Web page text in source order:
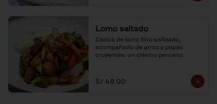
Lomo saltado
Dados de lomo fino salteado,
acompañado de arroz y papas
crujientes. un clásico peruano.
S/ 48.00